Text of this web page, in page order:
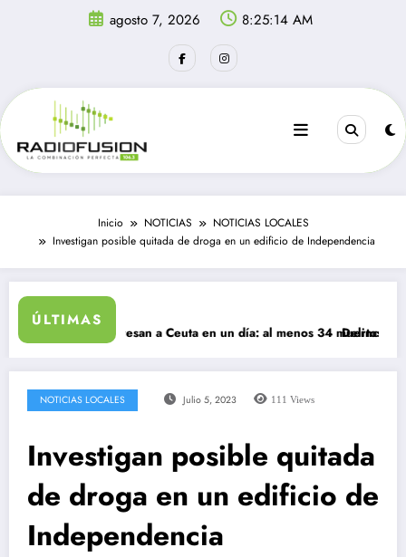
agosto 7, 2026 8:25:14 AM
Inicio NOTICIAS
NOTICIAS LOCALES
Investigan posible quitada de droga en un edificio de Independencia
ÚLTIMAS
migrantes ingresan a Ceuta en un día: al menos 34 muertos en la
Delincuentes
NOTICIAS LOCALES Julio 5, 2023 111 Views
Investigan posible quitada
de droga en un edificio de
Independencia